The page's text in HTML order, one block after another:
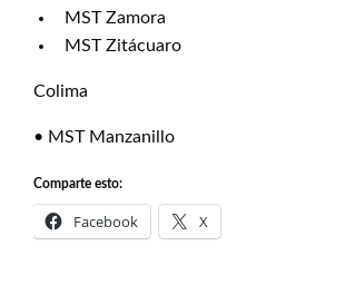
MST Zamora
MST Zitácuaro
Colima
• MST Manzanillo
Comparte esto:
Facebook X